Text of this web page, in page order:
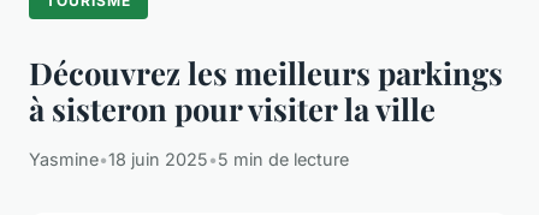
Découvrez les meilleurs parkings
à sisteron pour visiter la ville
Yasmine•18 juin 2025•5 min de lecture